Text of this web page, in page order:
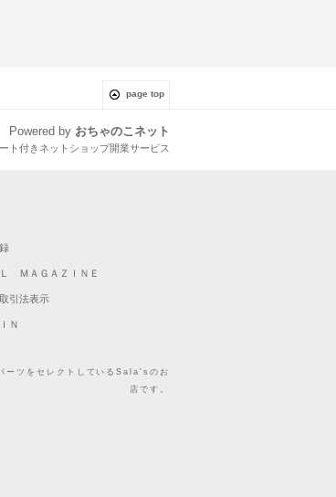
page top
Powered by おちゃのこネット
ト付きネットショップ開業サービス
ＭＡＧＡＺＩＮＥ
引法表示
Ｎ
ーツをセレクトしているSala'sのお
店です。